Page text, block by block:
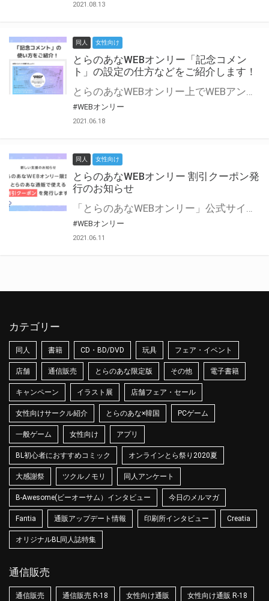
2021.08.13
同人 女性向け
とらのあなWEBオンリー「記念コメン
ト」の設定の仕方などをご紹介します！
とらのあなWEBオンリー上でWEBアンソロジーが作成できる「記念コメント」について、その使い方や作成手順を解説します！ 支援タイプを「サークル参加型」「サークル参加型・マルシェ(イベント会場)機能付き」でお申し込みいただいている主催者様はぜひご活用ください♪ とらのあなWEBオンリーサイトはこちら
#WEBオンリー
2021.06.18
同人 女性向け
とらのあなWEBオンリー 割引クーポン発
行のお知らせ
「とらのあなWEBオンリー」公式サイトでとらのあな通販の「割引クーポン」を配布中！ イベントごとに開催当日限定で使える割引クーポンのシリアルコードを発行します。 とらのあなWEBオンリーのページをチェックして、イベント当日にお得にお買い物を楽しみましょう♪ ※本キャンペーンは予告なく終了する場合がございます。 とらのあなWEBオンリーサイトはこちら
#WEBオンリー
2021.06.11
カテゴリー
同人 書籍 CD・BD/DVD 玩具 フェア・イベント
店舗 通信販売 とらのあな限定版 その他 電子書籍
キャンペーン イラスト展 店舗フェア・セール
女性向けサークル紹介 とらのあな×韓国 PCゲーム
一般ゲーム 女性向け アプリ
BL初心者におすすめコミック オンラインとら祭り2020夏
大感謝祭 ツクルノモリ 同人アンケート
B-Awesome(ビーオーサム）インタビュー 今日のメルマガ
Fantia 通販アップデート情報 印刷所インタビュー Creatia
オリジナルBL同人誌特集
通信販売
通信販売 通信販売 R-18 女性向け通販 女性向け通販 R-18